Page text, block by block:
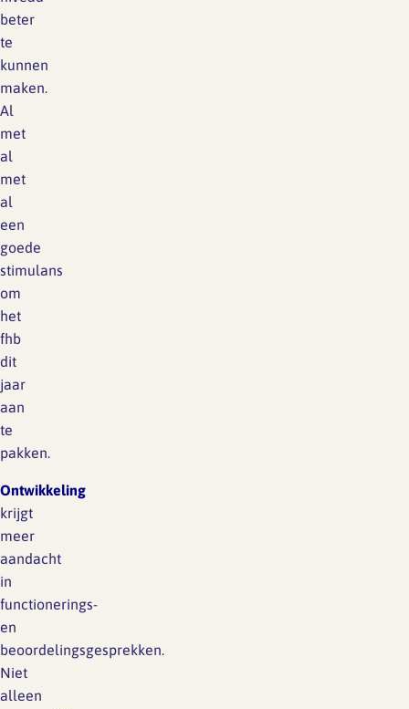
beter
te
kunnen
maken.
Al
met
al
met
al
een
goede
stimulans
om
het
fhb
dit
jaar
aan
te
pakken.
Ontwikkeling
krijgt
meer
aandacht
in
functionerings-
en
beoordelingsgesprekken.
Niet
alleen